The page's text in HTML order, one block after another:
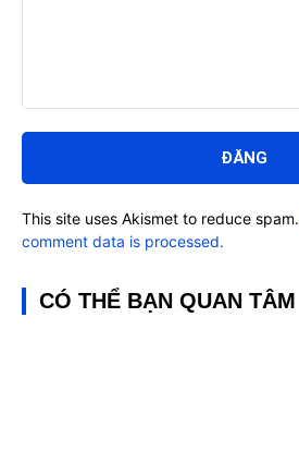
luận:
This site uses Akismet to reduce spam.
comment data is processed.
CÓ THỂ BẠN QUAN TÂM